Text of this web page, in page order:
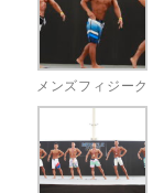
メンズフィジーク